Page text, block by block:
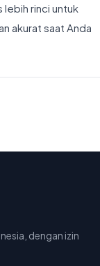
lebih rinci untuk
akurat saat Anda
dengan izin